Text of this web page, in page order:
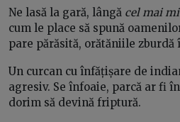
Ne lasă la gară, lângă cel mai
cum le place să spună
pare părăsită, orătăniile zburdă
Un curcan cu înfățișare de
agresiv. Se înfoaie, parcă ar fi
dorim să devină friptură.